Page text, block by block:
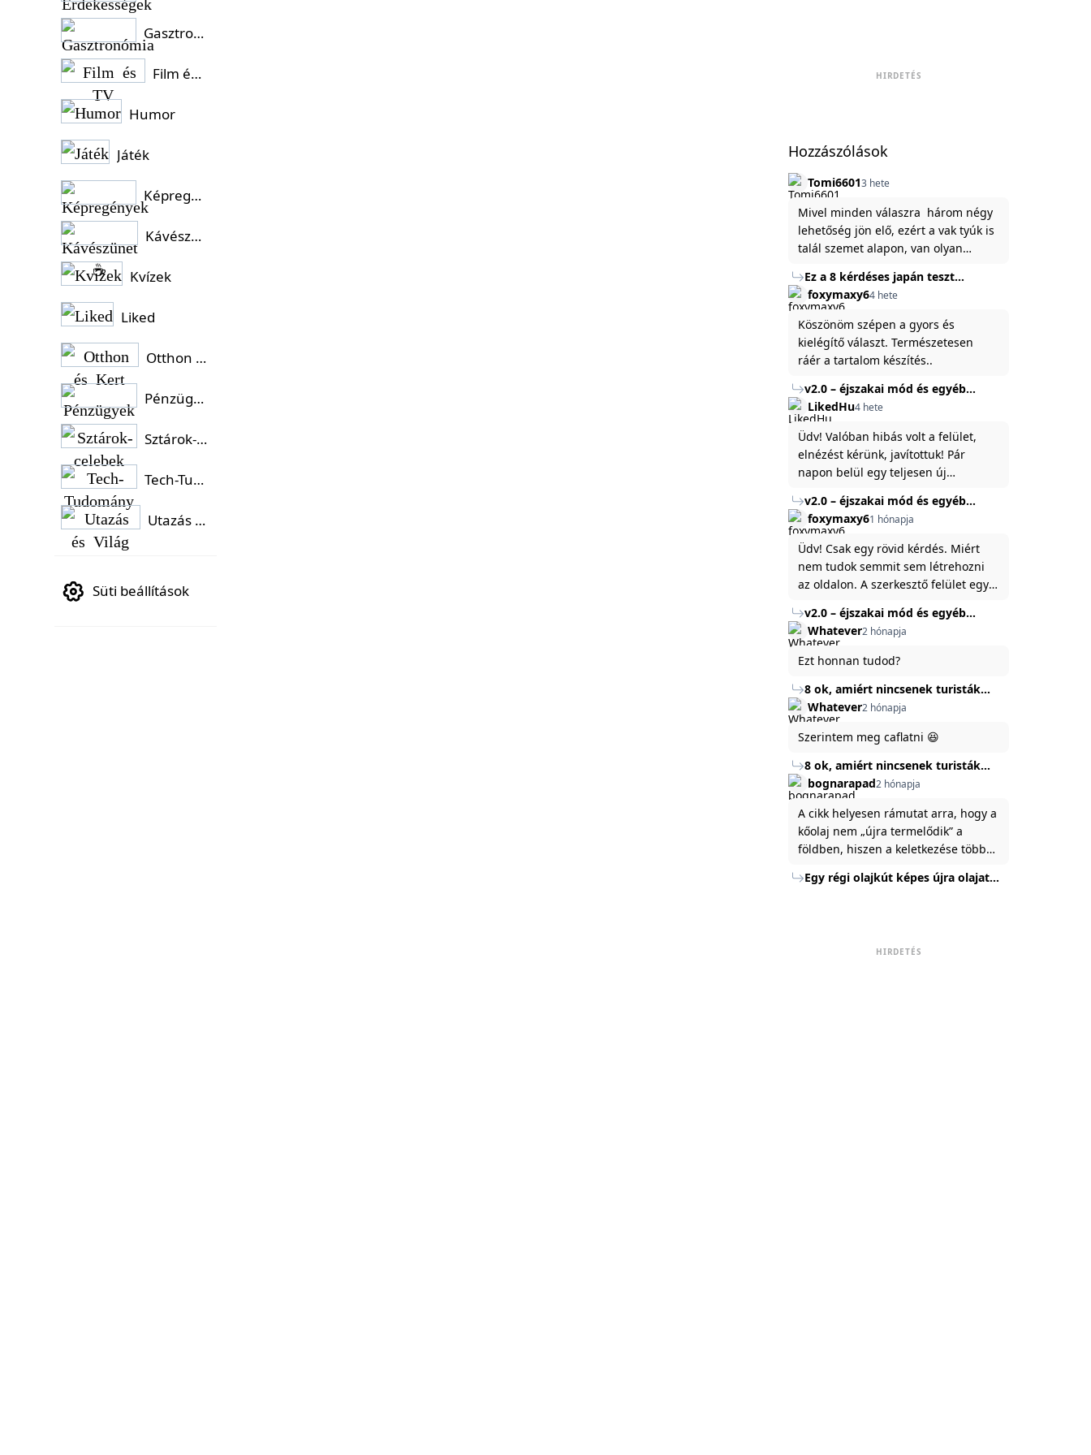
HIRDETÉS
Hozzászólások
Tomi66013 hete
Mivel minden válaszra három négy
lehetőség jön elő, ezért a vak tyúk is
talál szemet alapon, van olyan
Ez a 8 kérdéses japán teszt
hibátlanul feltárja az igazságot
rólad
foxymaxy64 hete
Köszönöm szépen a gyors és
kielégítő választ. Természetesen
ráér a tartalom készítés..
v2.0 – éjszakai mód és egyéb
fejlesztések
LikedHu4 hete
Üdv! Valóban hibás volt a felület,
elnézést kérünk, javítottuk! Pár
napon belül egy teljesen új
weboldal legújabb, 3.0-ás verzióját,
és vélhetően ez zavart be kicsit.Egy
baráti megjegyzés: ha nem fontos
és tud várni néhány napot a
tartalom, amit készíteni
szeretnél, inkább várj néhány napot,
mert ég és föld lesz a különbség a
jelenlegi rendszer és az új között -
legfőképpen egyébként épp
tartalomkészítési szempontból! :)
v2.0 – éjszakai mód és egyéb
fejlesztések
foxymaxy61 hónapja
Üdv! Csak egy rövid kérdés. Miért
nem tudok semmit sem létrehozni
az oldalon. A szerkesztő felület egy
Köszönöm ha válaszoltok.
v2.0 – éjszakai mód és egyéb
fejlesztések
Whatever2 hónapja
Ezt honnan tudod?
8 ok, amiért nincsenek turisták
Törökország Fekete-tenger felőli
partján
Whatever2 hónapja
Szerintem meg caflatni 😆
8 ok, amiért nincsenek turisták
Törökország Fekete-tenger felőli
partján
bognarapad2 hónapja
A cikk helyesen rámutat arra, hogy a
kőolaj nem „újra termelődik” a
földben, hiszen a keletkezése több
Energiaügyi Minisztériuma szerint a
nyomáskülönbség kiegyenlítődik,
Egy régi olajkút képes újra olajat
HIRDETÉS
Gasztronómia
Film és TV
Humor
Játék
Képregények
Kávészünet ☕
Kvízek
Liked
Otthon és Kert
Pénzügyek
Sztárok-celebek
Tech-Tudomány
Utazás és Világ
Süti beállítások